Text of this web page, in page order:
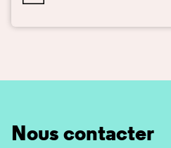
Nous contacter